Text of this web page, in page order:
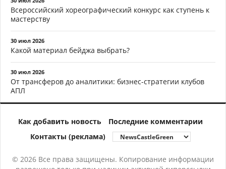
Всероссийский хореографический конкурс как ступень к
мастерству
30 июл 2026
Какой материал бейджа выбрать?
30 июл 2026
От трансферов до аналитики: бизнес-стратегии клубов
АПЛ
Как добавить новость
Последние комментарии
Контакты (реклама)
© 2026 Все права защищены. Копирование информации